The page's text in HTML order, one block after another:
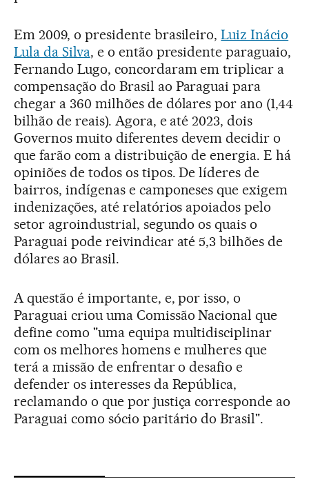
Em 2009, o presidente brasileiro,Luiz Inácio
Lula da Silva, e o então presidente paraguaio,
Fernando Lugo, concordaram em triplicar a
compensação do Brasil ao Paraguai para
chegar a 360 milhões de dólares por ano (1,44
bilhão de reais). Agora, e até 2023, dois
Governos muito diferentes devem decidir o
que farão com a distribuição de energia. E há
opiniões de todos os tipos. De líderes de
bairros, indígenas e camponeses que exigem
indenizações, até relatórios apoiados pelo
setor agroindustrial, segundo os quais o
Paraguai pode reivindicar até 5,3 bilhões de
dólares ao Brasil.
A questão é importante, e, por isso, o
Paraguai criou uma Comissão Nacional que
define como "uma equipa multidisciplinar
com os melhores homens e mulheres que
terá a missão de enfrentar o desafio e
defender os interesses da República,
reclamando o que por justiça corresponde ao
Paraguai como sócio paritário do Brasil".